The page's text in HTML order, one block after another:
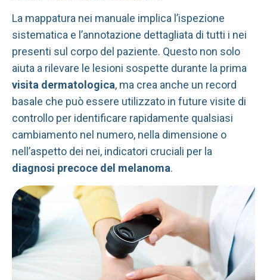
La mappatura nei manuale implica l’ispezione
sistematica e l’annotazione dettagliata di tutti i nei
presenti sul corpo del paziente. Questo non solo
aiuta a rilevare le lesioni sospette durante la prima
visita dermatologica, ma crea anche un record
basale che può essere utilizzato in future visite di
controllo per identificare rapidamente qualsiasi
cambiamento nel numero, nella dimensione o
nell’aspetto dei nei, indicatori cruciali per la
diagnosi precoce del melanoma.